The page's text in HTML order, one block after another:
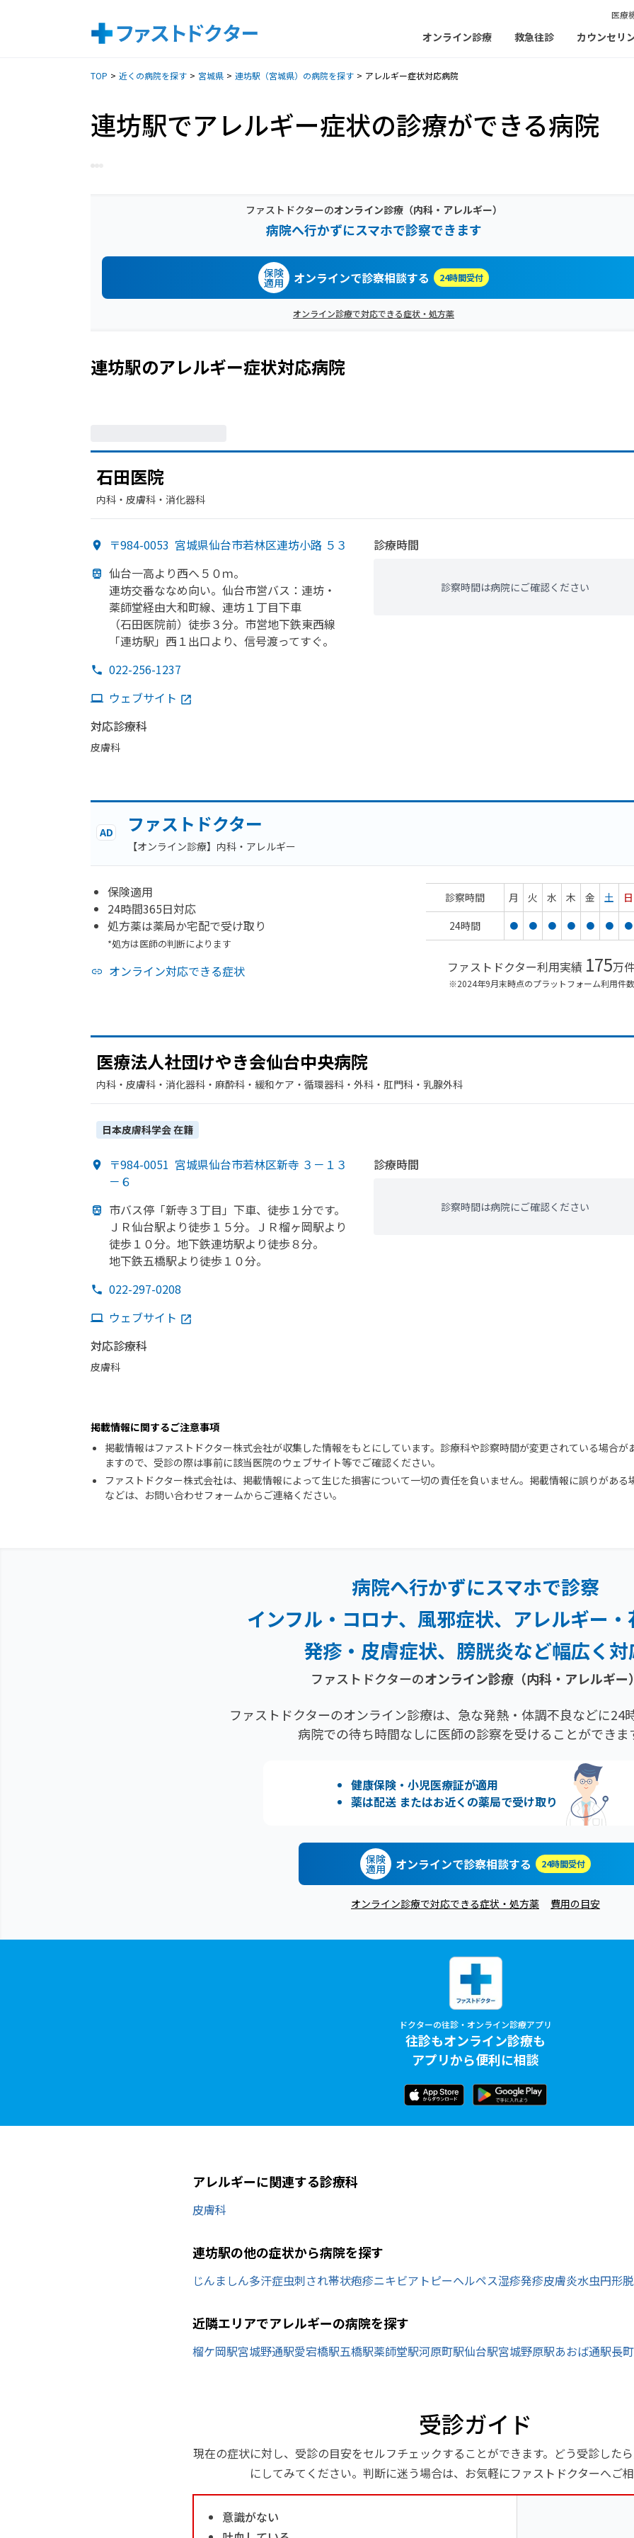
医療
オンライン診療 救急往診 カウンセリ
TOP 近くの病院を探す 宮城県 連坊駅（宮城県）の病院を探す アレルギー症状対応病院
連坊駅でアレルギー症状の診療ができる病院
ファストドクターのオンライン診療（内科・アレルギー）
病院へ行かずにスマホで診察できます
保険
適用 オンラインで診察相談する 24時間受付
オンライン診療で対応できる症状・処方薬
連坊駅のアレルギー症状対応病院
石田医院
内科・​皮膚科・​消化器科
〒984-0053 宮城県仙台市若林区連坊小路 ５３
仙台一高より西へ ５０ｍ。
連坊交番ななめ向い。 仙台市営バス：連坊・
薬師堂経由大和町線、 連坊１丁目下車
（石田医院前） 徒歩３分。 市営地下鉄東西線
「連坊駅」 西１出口より、 信号渡ってすぐ。
022-256-1237
ウェブサイト
対応診療科
皮膚科
診療時間
診察時間は病院にご確認ください
AD ファストドクター
【オンライン診療】内科・アレルギー
保険適用
24時間365日対応
処方薬は薬局か宅配で受け取り
*処方は医師の判断によります
オンライン対応できる症状
診察時間 月 火 水 木 金 土
日
24時間
● ● ● ● ● ● ●
ファストドクター利用実績 175万
※2024年9月末時点のプラットフォーム利用件数
医療法人社団けやき会仙台中央病院
内科・​皮膚科・​消化器科・​麻酔科・​緩和ケア・​循環器科・​外科・​肛門科・​乳腺外科
日本皮膚科学会在籍
〒984-0051 宮城県仙台市若林区新寺 ３－１３
－６
市バス停 「新寺３丁目」下車、 徒歩１分です。
ＪＲ仙台駅より徒歩１５分。 ＪＲ榴ヶ岡駅より
徒歩１０分。 地下鉄連坊駅より徒歩８分。
地下鉄五橋駅より徒歩１０分。
022-297-0208
ウェブサイト
対応診療科
皮膚科
診療時間
診察時間は病院にご確認ください
掲載情報に関するご注意事項
掲載情報はファストドクター株式会社が収集した情報をもとにしています。診療科や診察時間が変更されている場合が
ますので、受診の際は事前に該当医院のウェブサイト等でご確認ください。
ファストドクター株式会社は、掲載情報によって生じた損害について一切の責任を負いません。掲載情報に誤りがある
などは、お問い合わせフォームからご連絡ください。
病院へ行かずにスマホで診察
インフル・コロナ、風邪症状、 アレルギー
発疹・ 皮膚症状、膀胱炎など幅広く対
ファストドクターのオンライン診療（内科・アレルギー
ファストドクターのオンライン診療は、急な発熱・体調不良などに24
病院での待ち時間なしに医師の診察を受けることができま
健康保険・小児医療証が適用
薬は配送 またはお近くの薬局で受け取り
保険
適用 オンラインで診察相談する 24時間受付
オンライン診療で対応できる症状・処方薬 費用の目安
ドクターの往診・オンライン診療アプリ
往診もオンライン診療も
アプリから便利に相談
アレルギーに関連する診療科
皮膚科
連坊駅の他の症状から病院を探す
じんましん多汗症虫刺され帯状疱疹ニキビアトピーヘルペス湿疹発疹皮膚炎水虫円形
近隣エリアでアレルギーの病院を探す
榴ケ岡駅宮城野通駅愛宕橋駅五橋駅薬師堂駅河原町駅仙台駅宮城野原駅あおば通駅長
受診ガイド
現在の症状に対し、受診の目安をセルフチェックすることができます。どう受診した
にしてみてください。判断に迷う場合は、お気軽にファストドクターへご
意識がない